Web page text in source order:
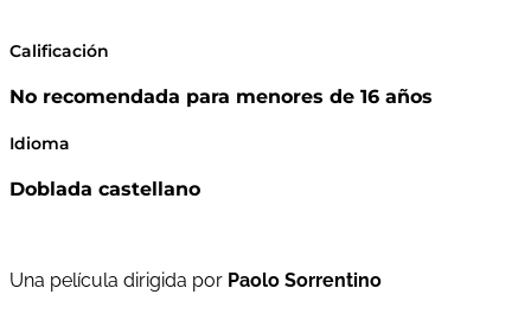
Calificación
No recomendada para menores de 16 años
Idioma
Doblada castellano
Una película dirigida por Paolo Sorrentino